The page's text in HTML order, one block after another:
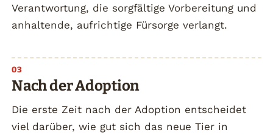
Verantwortung, die sorgfältige Vorbereitung und
anhaltende, aufrichtige Fürsorge verlangt.
Nach der Adoption
Die erste Zeit nach der Adoption entscheidet
viel darüber, wie gut sich das neue Tier in